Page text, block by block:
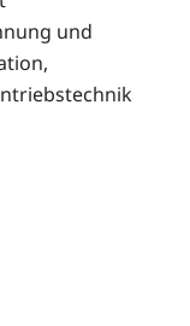
und